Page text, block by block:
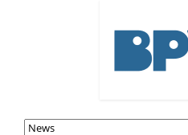
Navigation